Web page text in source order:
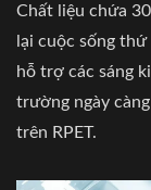
Chất liệu chứa
lại cuộc sống
hỗ trợ các sáng
trường ngày
trên RPET.